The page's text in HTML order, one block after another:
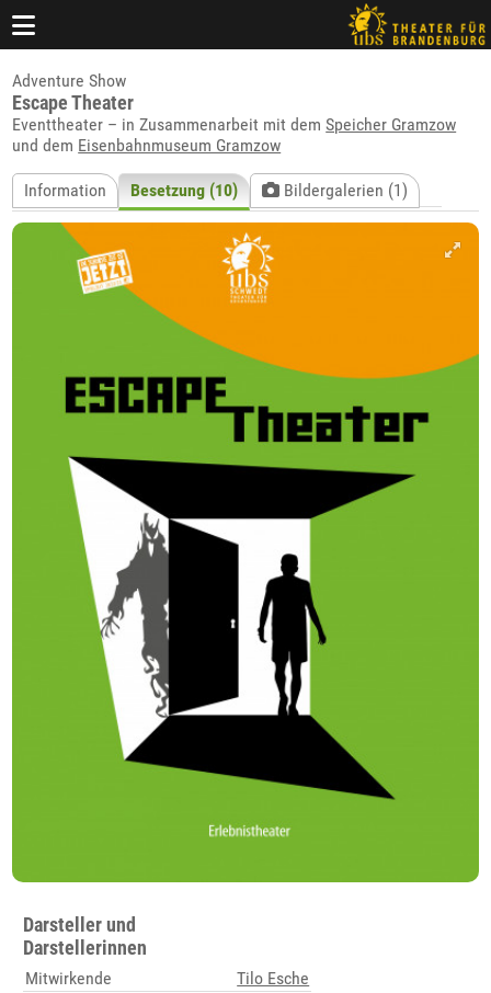
Adventure Show
Escape Theater
Eventtheater – in Zusammenarbeit mit demSpeicher Gramzow
und dem Eisenbahnmuseum Gramzow
Information Besetzung (10) Bildergalerien (1)
Darsteller und
Darstellerinnen
Mitwirkende
Tilo Esche